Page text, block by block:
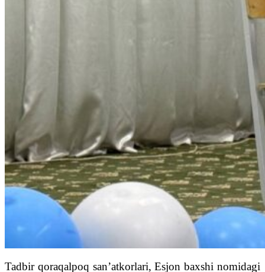
Tadbir qoraqalpoq san’atkorlari, Esjon baxshi nomidagi